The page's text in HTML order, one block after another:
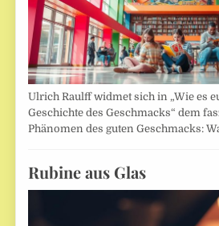
Ulrich Raulff widmet sich in „Wie es
Geschichte des Geschmacks“ dem
Phänomen des guten Geschmacks:
Rubine aus Glas